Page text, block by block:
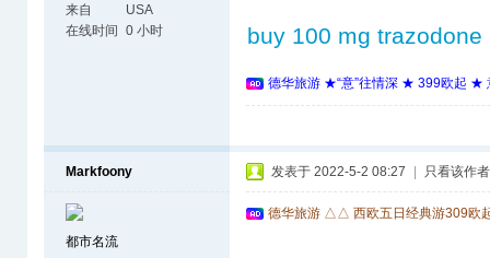
来自
USA
在线时间
0 小时 buy 100 mg trazodone
德华旅游 ★“意”往情深 ★ 399欧起 ★
Markfoony
都市名流
发表于 2022-5-2 08:27 只看该作者
德华旅游 △△ 西欧五日经典游309欧